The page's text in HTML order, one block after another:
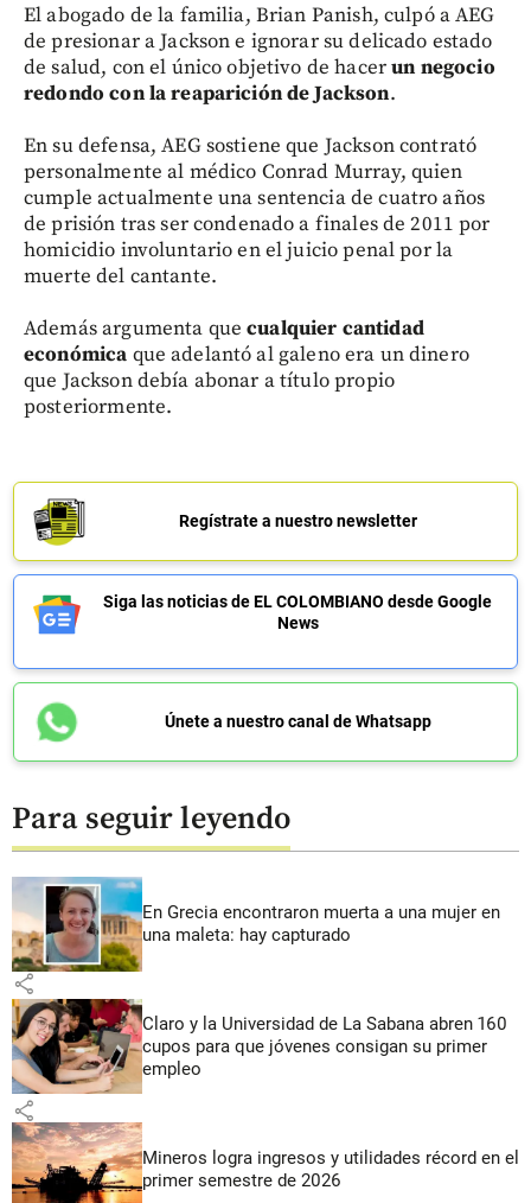
El abogado de la familia, Brian Panish, culpó a AEG
de presionar a Jackson e ignorar su delicado estado
de salud, con el único objetivo de hacerun negocio
redondo con la reaparición de Jackson.
En su defensa, AEG sostiene que Jackson contrató
personalmente al médico Conrad Murray, quien
cumple actualmente una sentencia de cuatro años
de prisión tras ser condenado a finales de 2011 por
homicidio involuntario en el juicio penal por la
muerte del cantante.
Además argumenta quecualquier cantidad
económica que adelantó al galeno era un dinero
que Jackson debía abonar a título propio
posteriormente.
Regístrate a nuestro newsletter
Siga las noticias de EL COLOMBIANO desde Google
News
Únete a nuestro canal de Whatsapp
Para seguir leyendo
En Grecia encontraron muerta a una mujer en
una maleta: hay capturado
share
Claro y la Universidad de La Sabana abren 160
cupos para que jóvenes consigan su primer
empleo
share
Mineros logra ingresos y utilidades récord en el
primer semestre de 2026